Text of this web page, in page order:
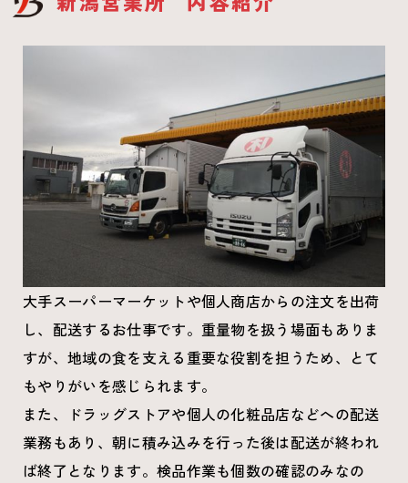
大手スーパーマーケットや個人商店からの注文を出荷
し、配送するお仕事です。重量物を扱う場面もありま
すが、地域の食を支える重要な役割を担うため、とて
もやりがいを感じられます。
また、ドラッグストアや個人の化粧品店などへの配送
業務もあり、朝に積み込みを行った後は配送が終われ
ば終了となります。検品作業も個数の確認のみなの